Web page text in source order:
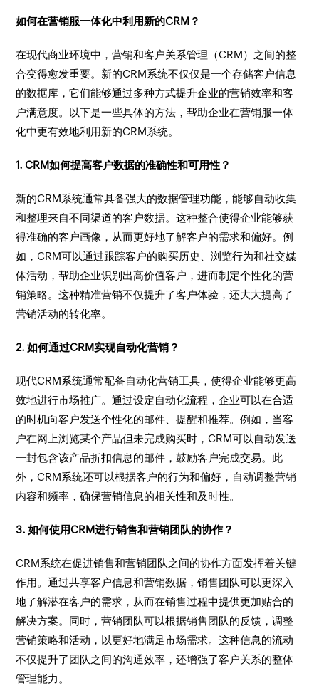
如何在营销服一体化中利用新的CRM？
在现代商业环境中，营销和客户关系管理（CRM）之间的整
合变得愈发重要。新的CRM系统不仅仅是一个存储客户信息
的数据库，它们能够通过多种方式提升企业的营销效率和客
户满意度。以下是一些具体的方法，帮助企业在营销服一体
化中更有效地利用新的CRM系统。
1. CRM如何提高客户数据的准确性和可用性？
新的CRM系统通常具备强大的数据管理功能，能够自动收集
和整理来自不同渠道的客户数据。这种整合使得企业能够获
得准确的客户画像，从而更好地了解客户的需求和偏好。例
如，CRM可以通过跟踪客户的购买历史、浏览行为和社交媒
体活动，帮助企业识别出高价值客户，进而制定个性化的营
销策略。这种精准营销不仅提升了客户体验，还大大提高了
营销活动的转化率。
2. 如何通过CRM实现自动化营销？
现代CRM系统通常配备自动化营销工具，使得企业能够更高
效地进行市场推广。通过设定自动化流程，企业可以在合适
的时机向客户发送个性化的邮件、提醒和推荐。例如，当客
户在网上浏览某个产品但未完成购买时，CRM可以自动发送
一封包含该产品折扣信息的邮件，鼓励客户完成交易。此
外，CRM系统还可以根据客户的行为和偏好，自动调整营销
内容和频率，确保营销信息的相关性和及时性。
3. 如何使用CRM进行销售和营销团队的协作？
CRM系统在促进销售和营销团队之间的协作方面发挥着关键
作用。通过共享客户信息和营销数据，销售团队可以更深入
地了解潜在客户的需求，从而在销售过程中提供更加贴合的
解决方案。同时，营销团队可以根据销售团队的反馈，调整
营销策略和活动，以更好地满足市场需求。这种信息的流动
不仅提升了团队之间的沟通效率，还增强了客户关系的整体
管理能力。